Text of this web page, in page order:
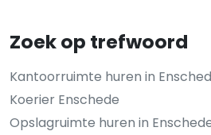
Zoek op trefwoord
Kantoorruimte huren in
Koerier Enschede
Opslagruimte huren in